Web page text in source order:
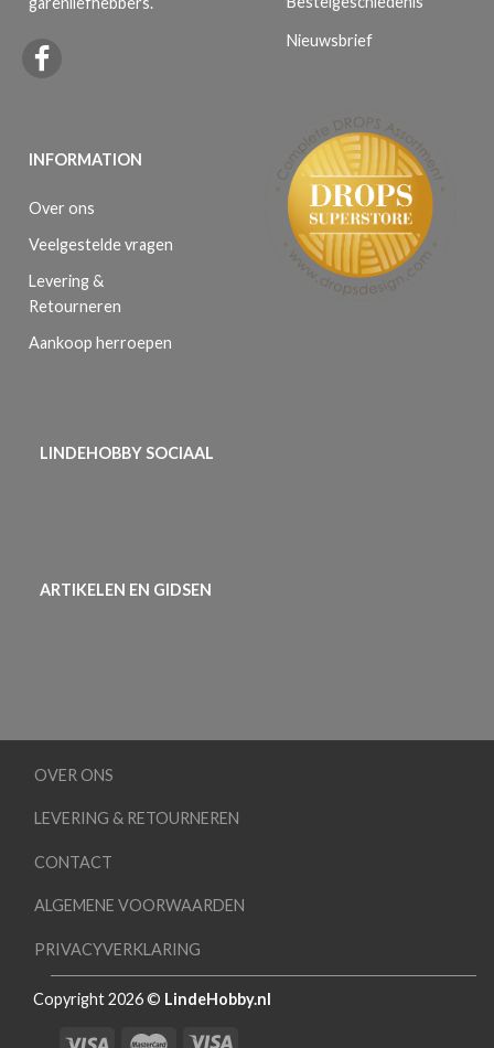
INFORMATION
Over ons
Veelgestelde vragen
Levering &
Retourneren
Aankoop herroepen
Nieuwsbrief
LINDEHOBBY SOCIAAL
ARTIKELEN EN GIDSEN
OVER ONS
LEVERING & RETOURNEREN
CONTACT
ALGEMENE VOORWAARDEN
PRIVACYVERKLARING
Copyright 2026 © LindeHobby.nl